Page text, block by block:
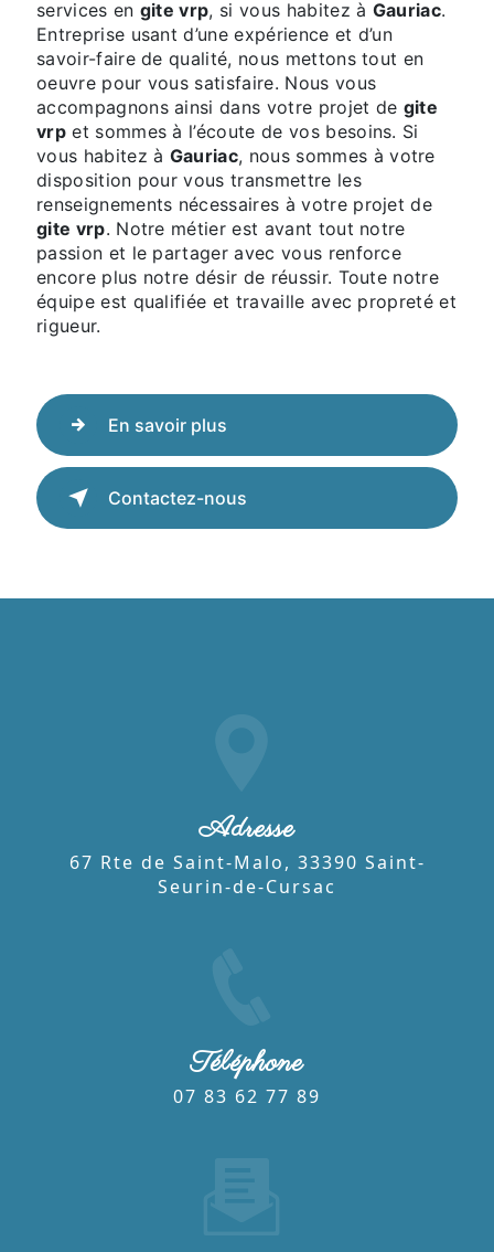
services en gite vrp, si vous habitez à Gauriac.
Entreprise usant d’une expérience et d’un
savoir-faire de qualité, nous mettons tout en
oeuvre pour vous satisfaire. Nous vous
accompagnons ainsi dans votre projet de gite
vrpet sommes à l’écoute de vos besoins. Si
vous habitez à Gauriac, nous sommes à votre
disposition pour vous transmettre les
renseignements nécessaires à votre projet de
gite vrp. Notre métier est avant tout notre
passion et le partager avec vous renforce
encore plus notre désir de réussir. Toute notre
équipe est qualifiée et travaille avec propreté et
rigueur.
En savoir plus
Contactez-nous
Adresse
67 Rte de Saint-Malo, 33390 Saint-
Seurin-de-Cursac
Téléphone
07 83 62 77 89